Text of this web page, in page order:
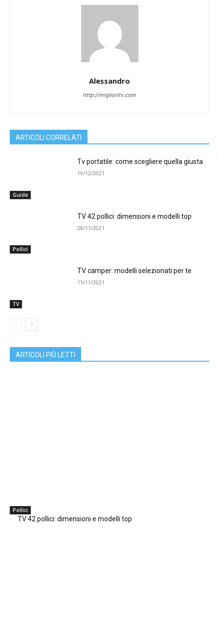
Alessandro
http://miglioritv.com
ARTICOLI CORRELATI
Guide
Tv portatile: come scegliere quella giusta
19/12/2021
Pollici
TV 42 pollici: dimensioni e modelli top
28/11/2021
TV
TV camper: modelli selezionati per te
15/11/2021
ARTICOLI PIÙ LETTI
Pollici
TV 42 pollici: dimensioni e modelli top